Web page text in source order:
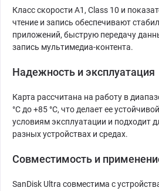
Класс скорости A1, Class 10 и
чтение и запись обеспечивают
приложений, быструю передачу
запись мультимедиа-контента.
Надежность и эксплуатация
Карта рассчитана на работу в
°C до +85 °C, что делает ее
условиям эксплуатации и подходит
разных устройствах и средах.
Совместимость и
SanDisk Ultra совместима с